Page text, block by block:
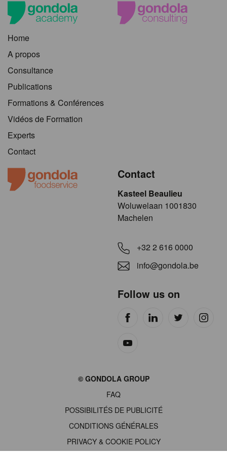
Home
A propos
Consultance
Publications
Formations & Conférences
Vidéos de Formation
Experts
Contact
Contact
Kasteel Beaulieu
​​​Woluwelaan 1001830
Machelen
+32 2 616 0000
info@gondola.be
Follow us on
© GONDOLA GROUP
FAQ
POSSIBILITÉS DE PUBLICITÉ
CONDITIONS GÉNÉRALES
PRIVACY & COOKIE POLICY